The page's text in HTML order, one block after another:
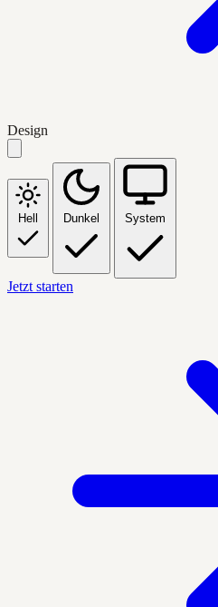
Design
Hell Dunkel System
Jetzt starten